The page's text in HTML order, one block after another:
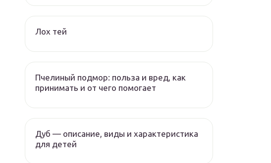
Лох тей
Пчелиный подмор: польза и вред, как
принимать и от чего помогает
Дуб — описание, виды и характеристика
для детей